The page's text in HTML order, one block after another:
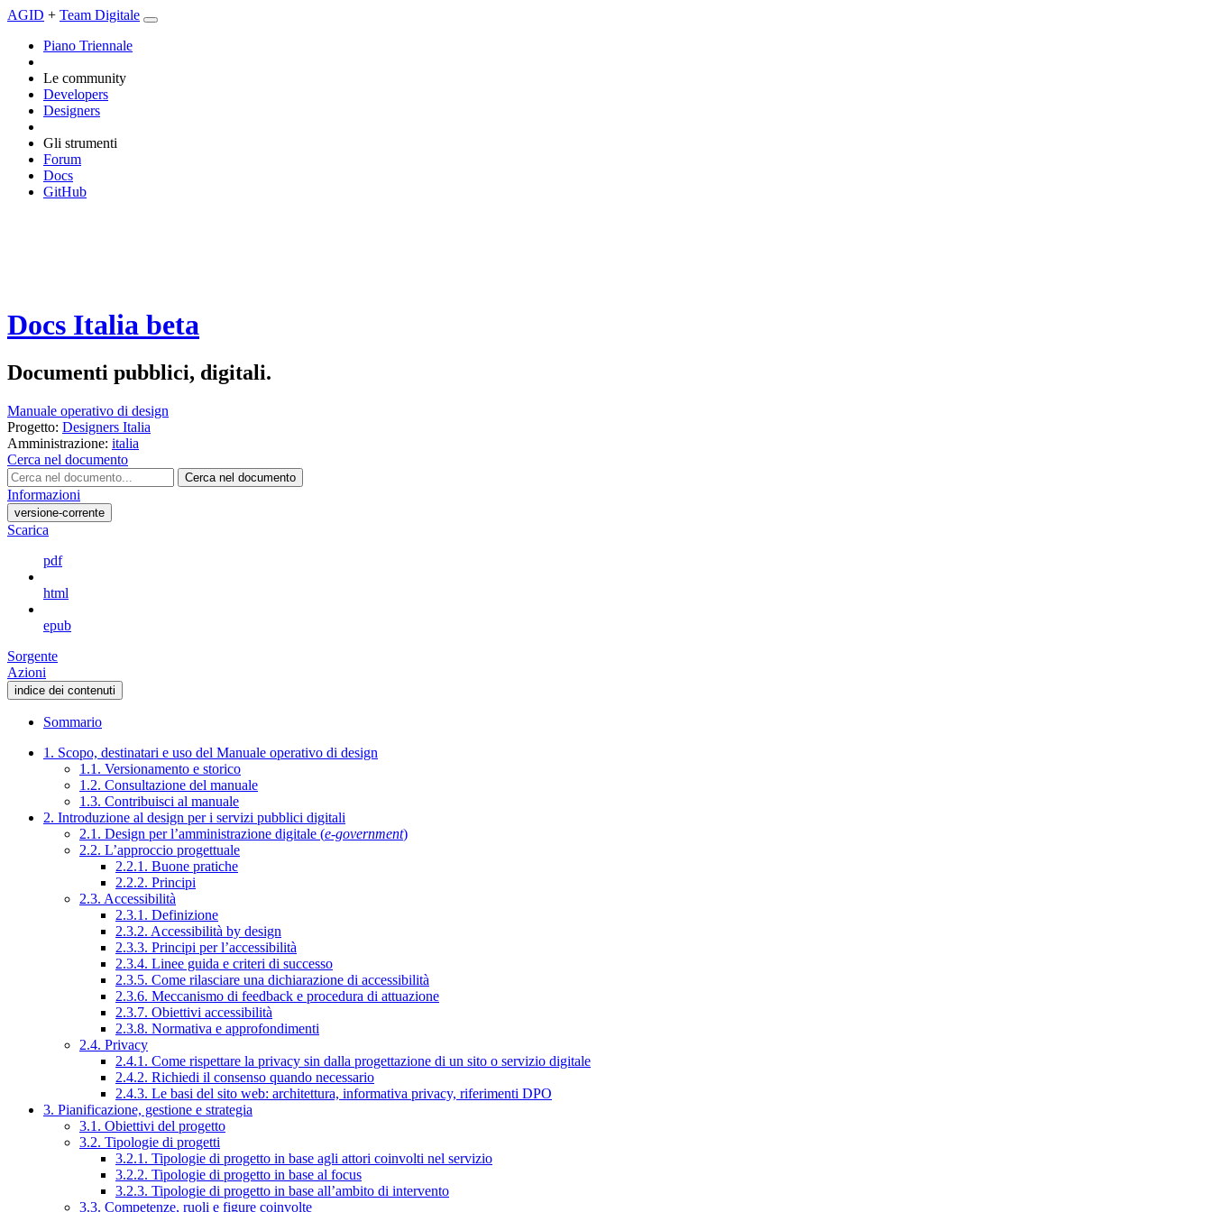
AGID + Team Digitale
Piano Triennale
Le community
Developers
Designers
Gli strumenti
Forum
Docs
GitHub
Docs Italia beta
Documenti pubblici, digitali.
Manuale operativo di design
Progetto: Designers Italia
Amministrazione: italia
Cerca nel documento
Cerca nel documento
Informazioni
versione-corrente
Scarica
pdf
html
epub
Sorgente
Azioni
indice dei contenuti
Sommario
1. Scopo, destinatari e uso del Manuale operativo di design
1.1. Versionamento e storico
1.2. Consultazione del manuale
1.3. Contribuisci al manuale
2. Introduzione al design per i servizi pubblici digitali
2.1. Design per l’amministrazione digitale (e-government)
2.2. L’approccio progettuale
2.2.1. Buone pratiche
2.2.2. Principi
2.3. Accessibilità
2.3.1. Definizione
2.3.2. Accessibilità by design
2.3.3. Principi per l’accessibilità
2.3.4. Linee guida e criteri di successo
2.3.5. Come rilasciare una dichiarazione di accessibilità
2.3.6. Meccanismo di feedback e procedura di attuazione
2.3.7. Obiettivi accessibilità
2.3.8. Normativa e approfondimenti
2.4. Privacy
2.4.1. Come rispettare la privacy sin dalla progettazione di un sito o servizio digitale
2.4.2. Richiedi il consenso quando necessario
2.4.3. Le basi del sito web: architettura, informativa privacy, riferimenti DPO
3. Pianificazione, gestione e strategia
3.1. Obiettivi del progetto
3.2. Tipologie di progetti
3.2.1. Tipologie di progetto in base agli attori coinvolti nel servizio
3.2.2. Tipologie di progetto in base al focus
3.2.3. Tipologie di progetto in base all’ambito di intervento
3.3. Competenze, ruoli e figure coinvolte